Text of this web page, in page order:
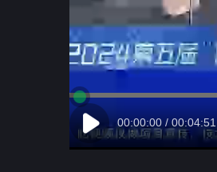
00:00:00 / 00:04:51